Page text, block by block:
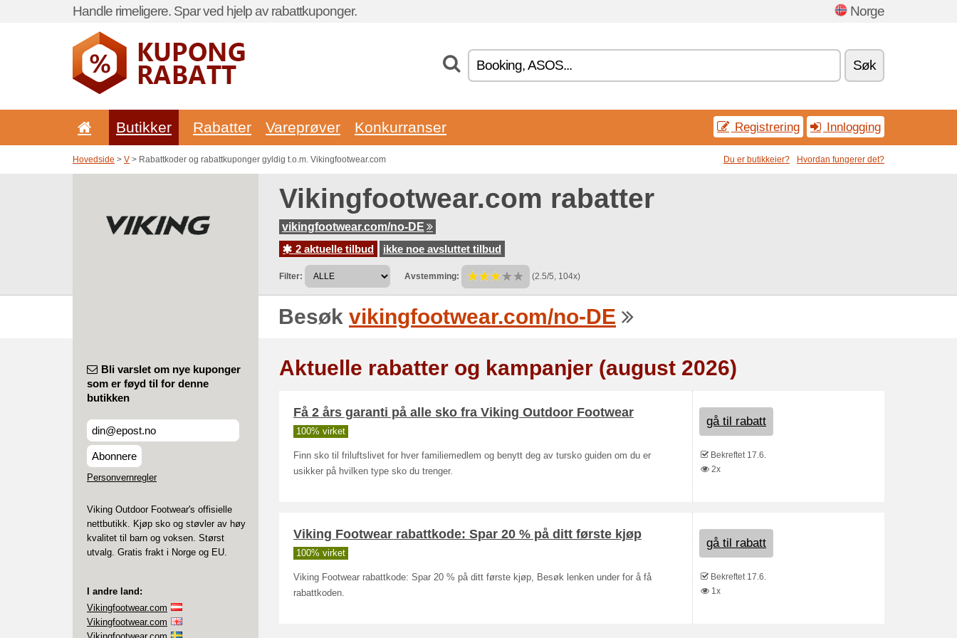
Handle rimeligere. Spar ved hjelp av rabattkuponger. Norge
Søk
Butikker Rabatter Vareprøver Konkurranser Registrering Innlogging
Hovedside > V > Rabattkoder og rabattkuponger gyldig t.o.m. Vikingfootwear.com Du er butikkeier? Hvordan fungerer det?
Vikingfootwear.com rabatter
vikingfootwear.com/no-DE
2 aktuelle tilbud
ikke noe avsluttet tilbud
Filter: Avstemming: (2.5/5, 104x)
Besøk vikingfootwear.com/no-DE
Bli varslet om nye kuponger
som er føyd til for denne
butikken
Abonnere
Personvernregler
Viking Outdoor Footwear's offisielle
nettbutikk. Kjøp sko og støvler av høy
kvalitet til barn og voksen. Størst
utvalg. Gratis frakt i Norge og EU.
I andre land:
Vikingfootwear.com
Vikingfootwear.com
Aktuelle rabatter og kampanjer (august 2026)
Få 2 års garanti på alle sko fra Viking Outdoor Footwear
100% virket
Finn sko til friluftslivet for hver familiemedlem og benytt deg av tursko guiden om du er
usikker på hvilken type sko du trenger.
gå til rabatt
Bekreftet 17.6.
2x
Viking Footwear rabattkode: Spar 20 % på ditt første kjøp
100% virket
Viking Footwear rabattkode: Spar 20 % på ditt første kjøp, Besøk lenken under for å få
rabattkoden.
gå til rabatt
Bekreftet 17.6.
1x